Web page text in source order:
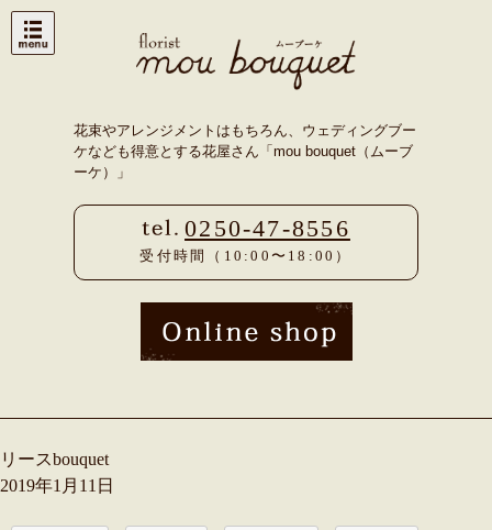
Skip
花束やアレンジメントはもちろん、ウェディングブー
ケなども得意とする花屋さん「mou bouquet（ムーブ
ーケ）」
0250-47-8556
受付時間（10:00〜18:00）
リースbouquet
2019年1月11日